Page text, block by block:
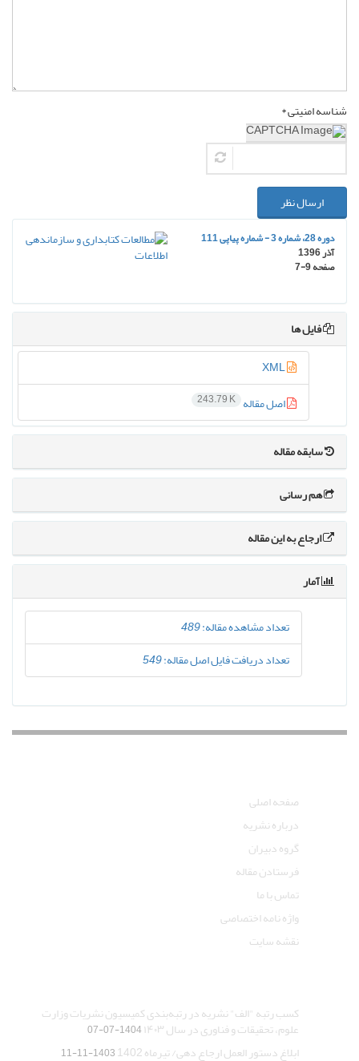
شناسه امنیتی *
ارسال نظر
دوره 28، شماره 3 - شماره پیاپی 111
آذر 1396
صفحه7-9
فایل ها
اصل مقاله 243.79 K
سابقه مقاله
هم رسانی
ارجاع به این مقاله
آمار
تعداد مشاهده مقاله:489
تعداد دریافت فایل اصل مقاله:549
صفحه اصلی
درباره نشریه
گروه دبیران
فرستادن مقاله
تماس با ما
واژه نامه اختصاصی
نقشه سایت
کسب رتبه "الف" نشریه در رتبه‌بندی کمیسیون نشریات وزارت
علوم، تحقیقات و فناوری در سال ۱۴۰۳ 1404-07-07
ابلاغ دستور العمل ارجاع دهی/ تیرماه 1402 1403-11-11